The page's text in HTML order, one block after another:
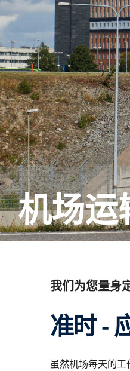
机场
我们为您量身
准时
虽然机场每天的